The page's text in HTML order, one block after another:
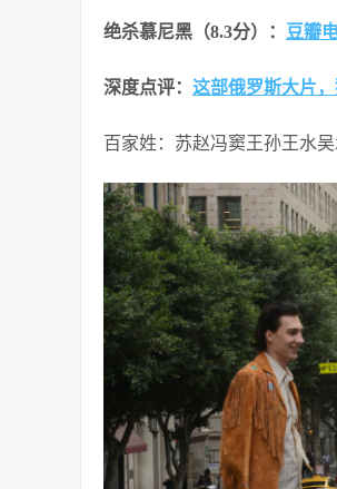
绝杀慕尼黑 （8.3分）： 豆瓣
深度点评： 这部俄罗斯大片
百家姓：苏赵冯窦王孙王水